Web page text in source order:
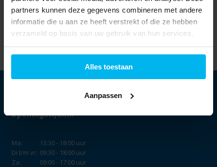
partners kunnen deze gegevens combineren met andere
informatie die u aan ze heeft verstrekt of die ze hebben
verzameld op basis van uw gebruik van hun services.
Alles toestaan
Aanpassen
Denver MC5220 -
47,99
Openingstijden:
Ma:
13:30 - 18:00 uur
Di t/m vr: 09:30 - 18:00 uur
Za:
09:00 - 17:00 uur